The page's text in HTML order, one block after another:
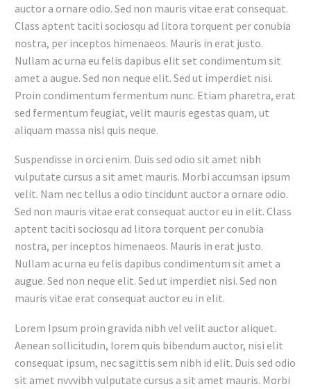
auctor a ornare odio. Sed non mauris vitae erat consequat.
Class aptent taciti sociosqu ad litora torquent per conubia
nostra, per inceptos himenaeos. Mauris in erat justo.
Nullam ac urna eu felis dapibus elit set condimentum sit
amet a augue. Sed non neque elit. Sed ut imperdiet nisi.
Proin condimentum fermentum nunc. Etiam pharetra, erat
sed fermentum feugiat, velit mauris egestas quam, ut
aliquam massa nisl quis neque.
Suspendisse in orci enim. Duis sed odio sit amet nibh
vulputate cursus a sit amet mauris. Morbi accumsan ipsum
velit. Nam nec tellus a odio tincidunt auctor a ornare odio.
Sed non mauris vitae erat consequat auctor eu in elit. Class
aptent taciti sociosqu ad litora torquent per conubia
nostra, per inceptos himenaeos. Mauris in erat justo.
Nullam ac urna eu felis dapibus condimentum sit amet a
augue. Sed non neque elit. Sed ut imperdiet nisi. Sed non
mauris vitae erat consequat auctor eu in elit.
Lorem Ipsum proin gravida nibh vel velit auctor aliquet.
Aenean sollicitudin, lorem quis bibendum auctor, nisi elit
consequat ipsum, nec sagittis sem nibh id elit. Duis sed odio
sit amet nvvvibh vulputate cursus a sit amet mauris. Morbi